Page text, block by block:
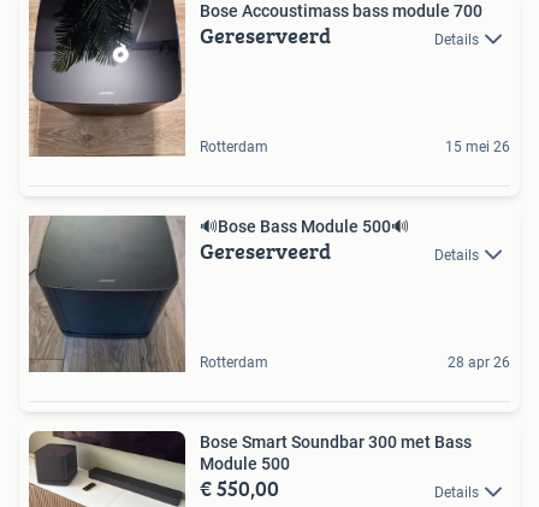
Bose Accoustimass bass module 700
Gereserveerd Details
Rotterdam 15 mei 26
🔊Bose Bass Module 500🔊
Gereserveerd Details
Rotterdam 28 apr 26
Bose Smart Soundbar 300 met Bass
Module 500
€ 550,00 Details